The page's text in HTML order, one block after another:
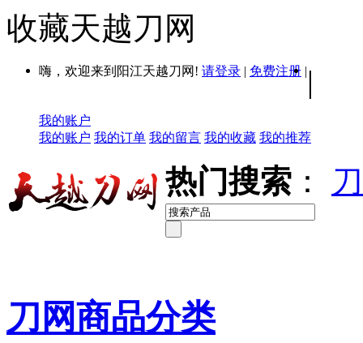
收藏天越刀网
嗨，欢迎来到阳江天越刀网! 请登录 | 免费注册 | |
我的账户
我的账户 我的订单 我的留言 我的收藏 我的推荐
热门搜索 ：
刀网商品分类